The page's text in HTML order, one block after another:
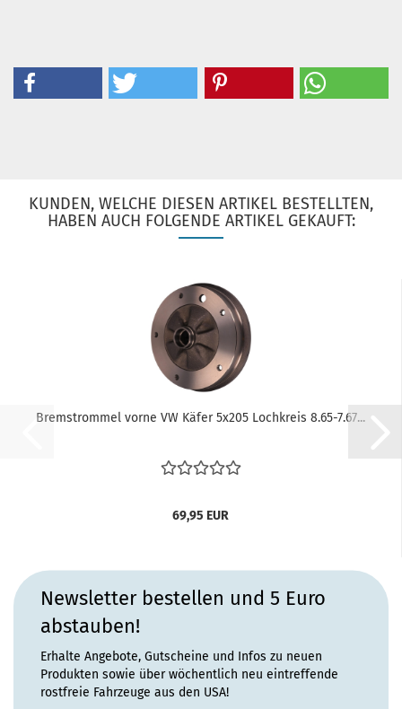
KUNDEN, WELCHE DIESEN ARTIKEL BESTELLTEN,
HABEN AUCH FOLGENDE ARTIKEL GEKAUFT:
Bremstrommel vorne VW Käfer 5x205 Lochkreis 8.65-7.67...
69,95 EUR
Newsletter bestellen und 5 Euro
abstauben!
Erhalte Angebote, Gutscheine und Infos zu neuen
Produkten sowie über wöchentlich neu eintreffende
rostfreie Fahrzeuge aus den USA!